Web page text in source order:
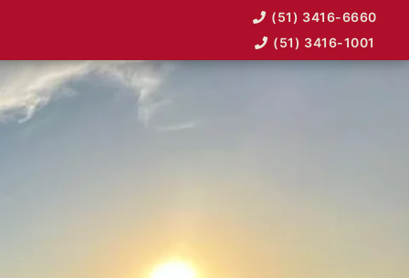
(51) 3416-6660
(51) 3416-1001